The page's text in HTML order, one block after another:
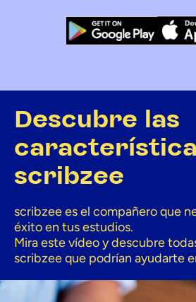
Descubre las
scribzee
scribzee es el compañero que
éxito en tus estudios.
Mira este vídeo y descubre
scribzee que podrían ayudarte